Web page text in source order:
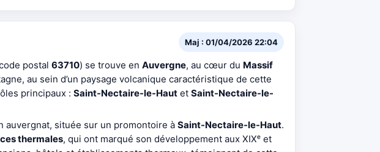
Maj : 01/04/2026 22:04
postal 63710) se trouve en Auvergne, au cœur du Massif
au sein d’un paysage volcanique caractéristique de cette
principaux : Saint-Nectaire-le-Haut et Saint-Nectaire-le-
auvergnat, située sur un promontoire à Saint-Nectaire-le-Haut.
thermales, qui ont marqué son développement aux XIXᵉ et